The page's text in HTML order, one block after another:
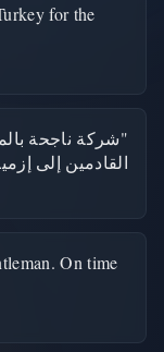
for the
"شركة ناجحة
القادمين إلى
On time